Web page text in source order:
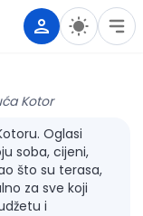
Kotor
Oglasi
soba, cijeni,
što su terasa,
za sve koji
i